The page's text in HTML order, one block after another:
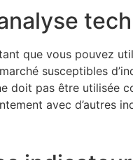
que vous pouvez
susceptibles
doit pas être
avec d’autres